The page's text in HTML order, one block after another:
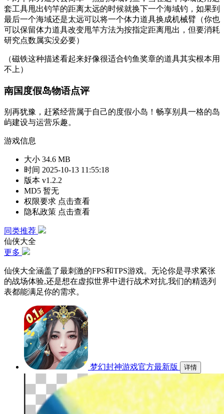
套工具甩出钓竿的距离太远的时候就换下一个海域钓，如果到
最后一个海域还是太远可以将一个体力道具换成机械臂（你也
可以保留体力道具改变甩竿方法为按指定距离甩出，但要消耗
研究点数属实没必要）
（磁铁这种描述看起来好像很适合钓鱼奖章的道具其实根本用
不上）
南国度假岛物语点评
别再犹豫，赶紧经营属于自己的度假小岛！畅享别具一格的岛
屿建设与运营乐趣。
游戏信息
大小 34.6 MB
时间 2025-10-13 11:55:18
版本 v1.2.2
MD5 暂无
权限要求 点击查看
隐私政策 点击查看
同类推荐
仙侠大全
更多
仙侠大全涵盖了最刺激的FPS和TPS游戏。无论你是寻求紧张
的战场体验,还是想在虚拟世界中进行战术对抗,我们的精选列
表都能满足你的需求。
梦幻封神游戏官方最新版 详情